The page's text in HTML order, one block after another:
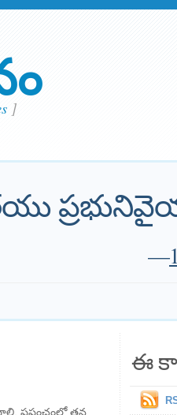
]
—
ప్రపంచంలో తన
ఈ